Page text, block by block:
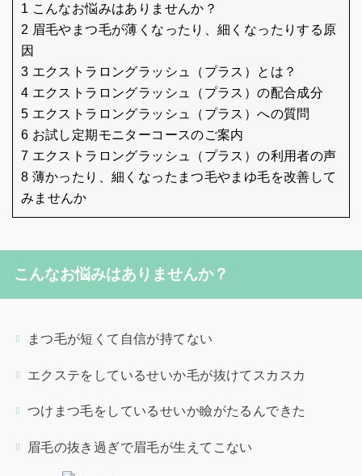
1 こんなお悩みはありませんか？
2 眉毛やまつ毛が薄くなったり、細くなったりする原
因
3 エクストラロングラッシュ（プラス）とは？
4 エクストラロングラッシュ（プラス）の配合成分
5 エクストラロングラッシュ（プラス）への質問
6 お試し定期モニターコースのご案内
7 エクストラロングラッシュ（プラス）の利用者の声
8 薄かったり、細くなったまつ毛やまゆ毛を改善して
みませんか
こんなお悩みはありませんか？
まつ毛が短くて自信が持てない
エクステをしているせいか毛が抜けてスカスカ
つけまつ毛をしているせいか瞼がたるんできた
眉毛の抜き過ぎで眉毛が生えてこない